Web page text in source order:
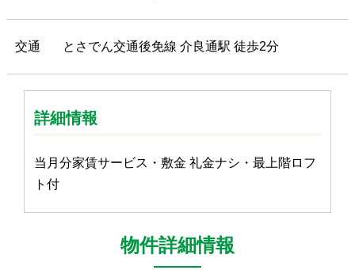
交通 とさでん交通後免線 介良通駅 徒歩2分
詳細情報
当月分家賃サービス・敷金 礼金ナシ・最上階ロフ
ト付
物件詳細情報